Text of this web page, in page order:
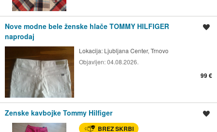
Nove modne bele ženske hlače TOMMY HILFIGER
naprodaj
Lokacija: Ljubljana Center, Trnovo
Objavljen:04.08.2026.
99 €
Zenske kavbojke Tommy Hilfiger
BREZ SKRBI